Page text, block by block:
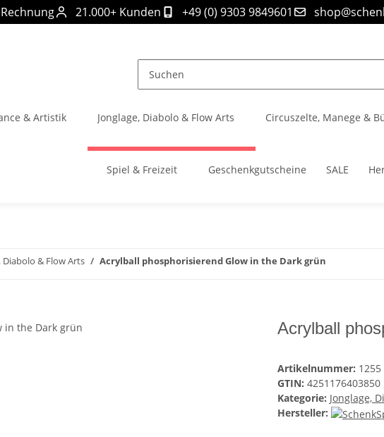
21.000+ Kunden +49 (0) 9303 9849601
& Artistik Jonglage, Diabolo & Flow Arts Circuszelte, Manege &
Spiel & Freizeit Geschenkgutscheine SALE
Diabolo & Flow Arts Acrylball phosphorisierend Glow in the Dark grün
Acrylball
Artikelnummer: 1255
GTIN: 4251176403850
Kategorie: Jonglage,
Hersteller: